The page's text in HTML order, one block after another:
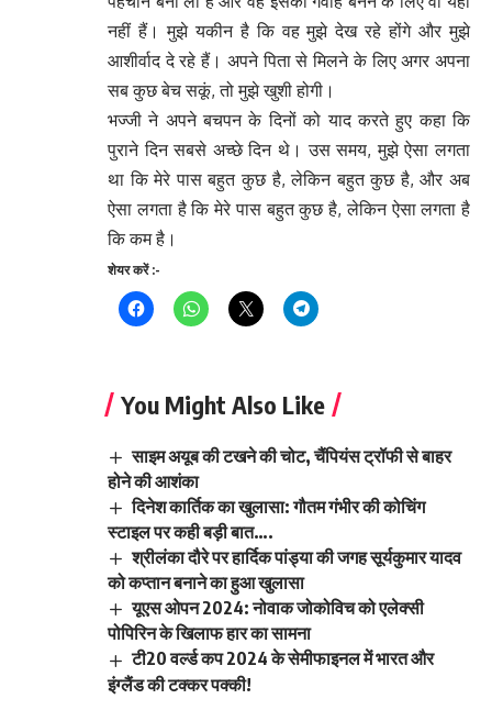
नहीं हैं। मुझे यकीन है कि वह मुझे देख रहे होंगे और मुझे
आशीर्वाद दे रहे हैं। अपने पिता से मिलने के लिए अगर अपना
सब कुछ बेच सकूं, तो मुझे खुशी होगी।
भज्जी ने अपने बचपन के दिनों को याद करते हुए कहा कि
पुराने दिन सबसे अच्छे दिन थे। उस समय, मुझे ऐसा लगता
था कि मेरे पास बहुत कुछ है, लेकिन बहुत कुछ है, और अब
ऐसा लगता है कि मेरे पास बहुत कुछ है, लेकिन ऐसा लगता है
कि कम है।
शेयर करें :-
You Might Also Like
साइम अयूब की टखने की चोट, चैंपियंस ट्रॉफी से बाहर
होने की आशंका
दिनेश कार्तिक का खुलासा: गौतम गंभीर की कोचिंग
स्टाइल पर कही बड़ी बात….
श्रीलंका दौरे पर हार्दिक पांड्या की जगह सूर्यकुमार यादव
को कप्तान बनाने का हुआ खुलासा
यूएस ओपन 2024: नोवाक जोकोविच को एलेक्सी
पोपिरिन के खिलाफ हार का सामना
टी20 वर्ल्ड कप 2024 के सेमीफाइनल में भारत और
इंग्लैंड की टक्कर पक्की!